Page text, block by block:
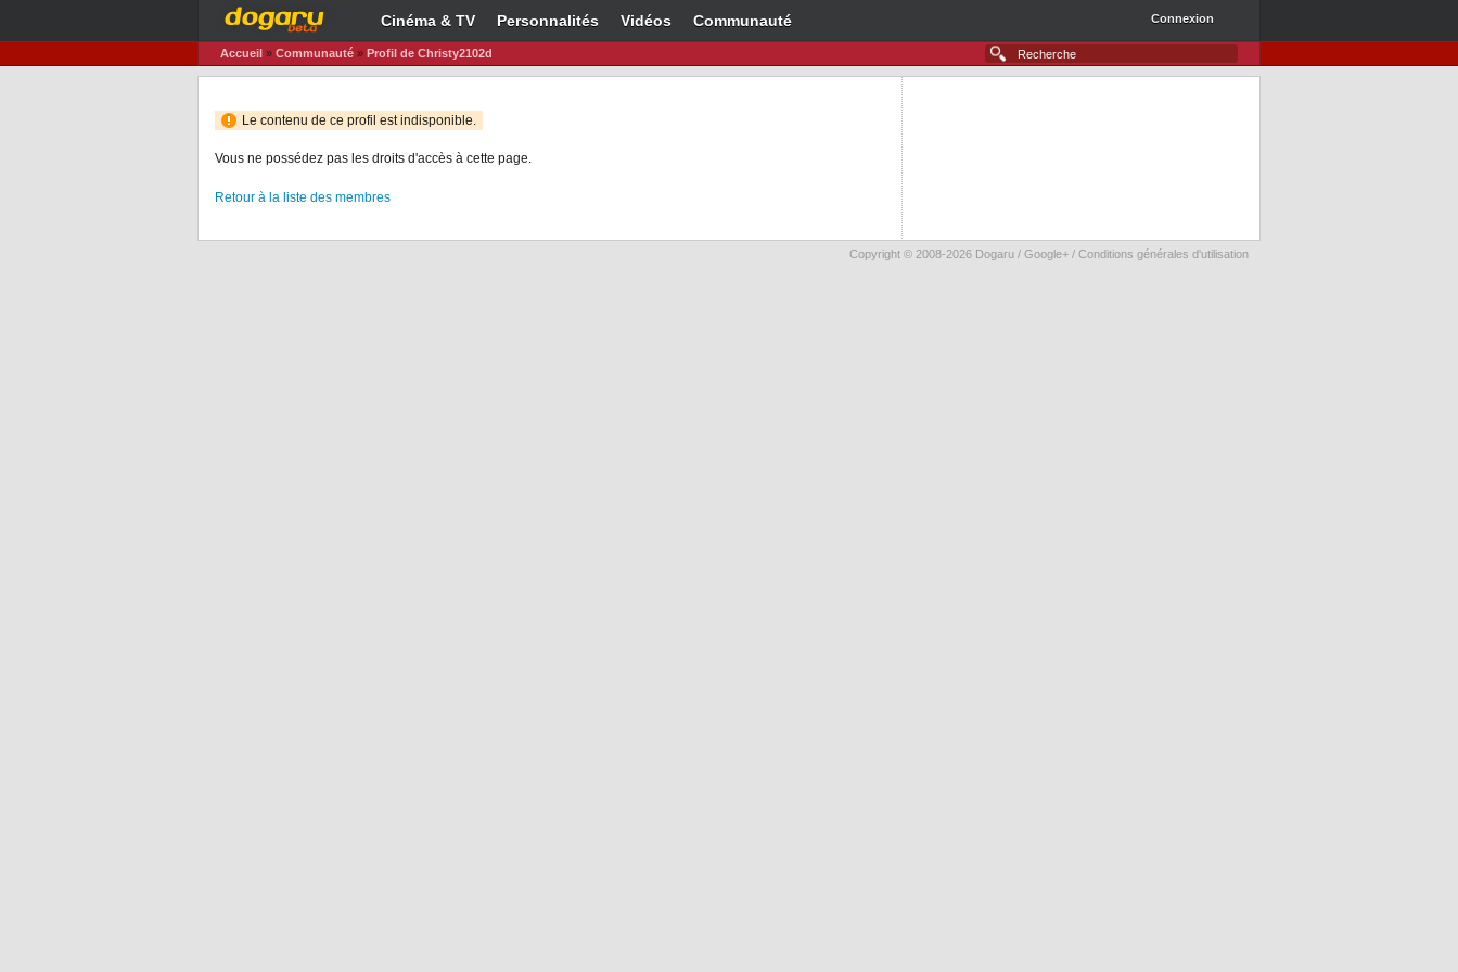
Cinéma & TV Personnalités Vidéos Communauté Connexion
Accueil » Communauté » Profil de Christy2102d
Le contenu de ce profil est indisponible.
Vous ne possédez pas les droits d'accès à cette page.
Retour à la liste des membres
Copyright © 2008-2026 Dogaru / Google+ / Conditions générales d'utilisation